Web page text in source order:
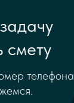
смету
телефона